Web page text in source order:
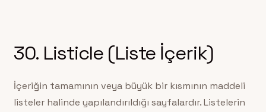
30. Listicle (Liste İçerik)
İçeriğin tamamının veya büyük bir kısmının maddeli
listeler halinde yapılandırıldığı sayfalardır. Listelerin